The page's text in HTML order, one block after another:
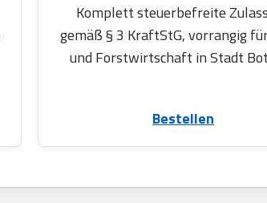
Komplett steuerbefreite
gemäß § 3 KraftStG, vorrangig
und Forstwirtschaft in Stadt
Bestellen